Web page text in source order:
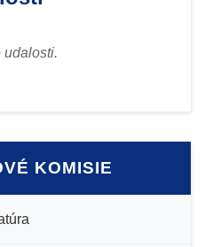
udalosti.
KOMISIE